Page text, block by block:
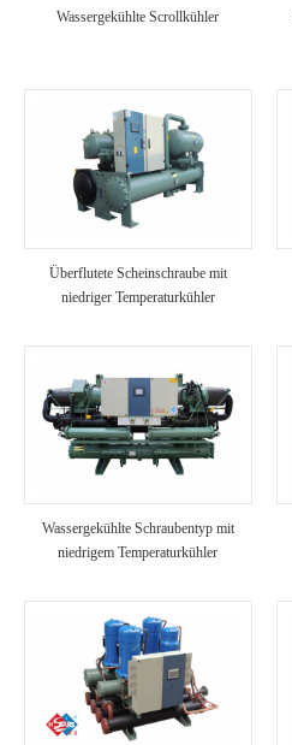
Wassergekühlte Scrollkühler
Überflutete Scheinschraube mit
niedriger Temperaturkühler
Wassergekühlte Schraubentyp mit
niedrigem Temperaturkühler